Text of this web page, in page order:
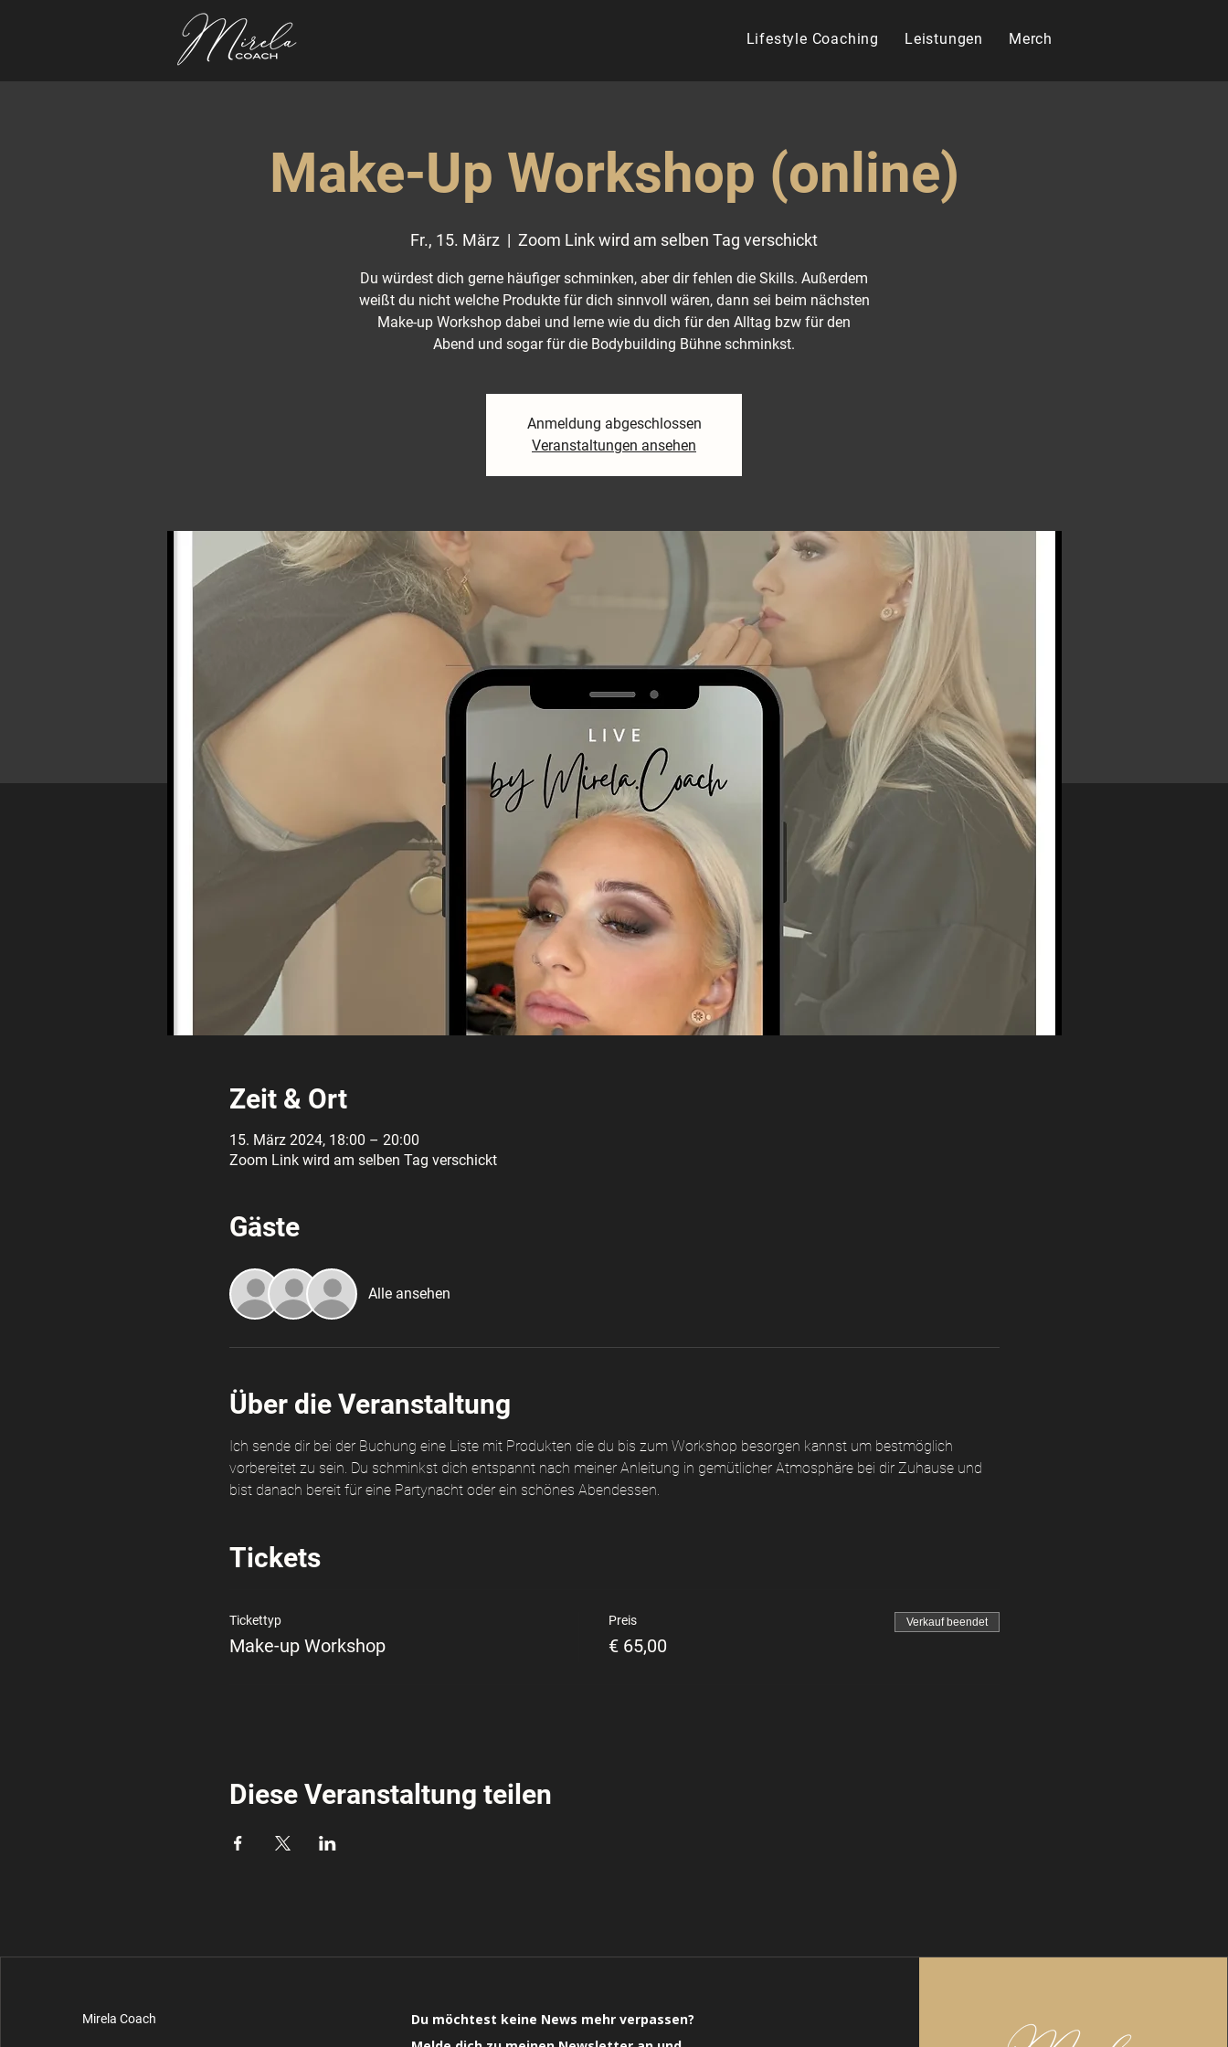
Lifestyle Coaching Leistungen Merch
Make-Up Workshop (online)
Fr., 15. März
  |
Zoom Link wird am selben Tag verschickt
Du würdest dich gerne häufiger schminken, aber dir fehlen die Skills. Außerdem
weißt du nicht welche Produkte für dich sinnvoll wären, dann sei beim nächsten
Make-up Workshop dabei und lerne wie du dich für den Alltag bzw für den
Abend und sogar für die Bodybuilding Bühne schminkst.
Anmeldung abgeschlossen
Veranstaltungen ansehen
Zeit & Ort
15. März 2024, 18:00 – 20:00
Zoom Link wird am selben Tag verschickt
Gäste
Alle ansehen
Über die Veranstaltung
Ich sende dir bei der Buchung eine Liste mit Produkten die du bis zum Workshop besorgen kannst um bestmöglich
vorbereitet zu sein. Du schminkst dich entspannt nach meiner Anleitung in gemütlicher Atmosphäre bei dir Zuhause und
bist danach bereit für eine Partynacht oder ein schönes Abendessen.
Tickets
Tickettyp
Make-up Workshop
Preis
€ 65,00
Verkauf beendet
Diese Veranstaltung teilen
Mirela Coach
Du möchtest keine News mehr verpassen?